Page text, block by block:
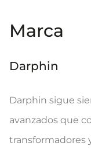
Marca
Darphin
Darphin sigue
avanzados que
transformadores